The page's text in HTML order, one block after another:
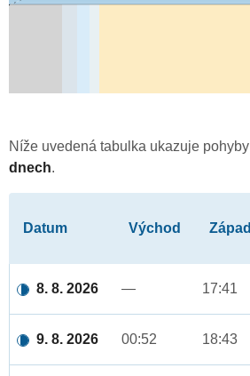
Níže uvedená tabulka ukazuje pohyby
dnech.
Datum Východ Západ
8. 8. 2026 — 17:41
9. 8. 2026 00:52 18:43